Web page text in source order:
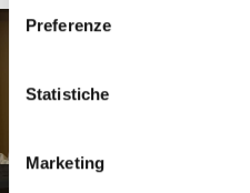
Preferenze
Statistiche
Marketing